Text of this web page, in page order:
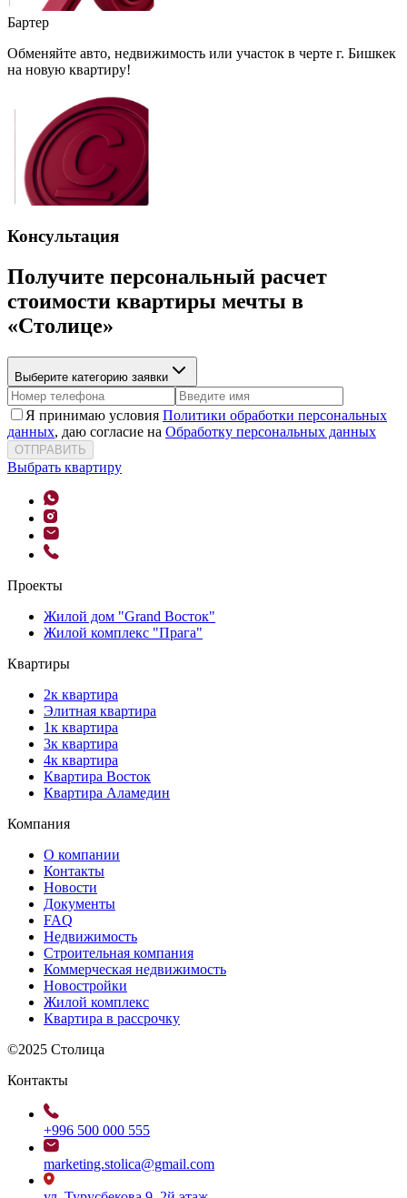
Бартер
Обменяйте авто, недвижимость или участок в черте г. Бишкек
на новую квартиру!
Консультация
Получите персональный расчет
стоимости квартиры мечты в
«Столице»
Выберите категорию заявки
Я принимаю условия Политики обработки персональных
данных, даю согласие на Обработку персональных данных
ОТПРАВИТЬ
Выбрать квартиру
Проекты
Жилой дом "Grand Восток"
Жилой комплекс "Прага"
Квартиры
2к квартира
Элитная квартира
1к квартира
3к квартира
4к квартира
Квартира Восток
Квартира Аламедин
Компания
О компании
Контакты
Новости
Документы
FAQ
Недвижимость
Строительная компания
Коммерческая недвижимость
Новостройки
Жилой комплекс
Квартира в рассрочку
©2025 Столица
Контакты
+996 500 000 555
marketing.stolica@gmail.com